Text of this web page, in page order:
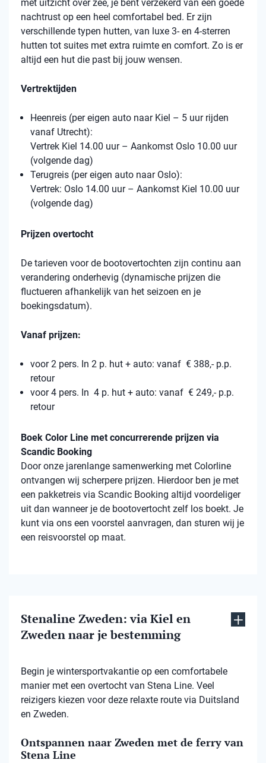
met uitzicht over zee, je bent verzekerd van een goede
nachtrust op een heel comfortabel bed. Er zijn
verschillende typen hutten, van luxe 3- en 4-sterren
hutten tot suites met extra ruimte en comfort. Zo is er
altijd een hut die past bij jouw wensen.
Vertrektijden
Heenreis (per eigen auto naar Kiel – 5 uur rijden
vanaf Utrecht):
Vertrek Kiel 14.00 uur – Aankomst Oslo 10.00 uur
(volgende dag)
Terugreis (per eigen auto naar Oslo):
Vertrek: Oslo 14.00 uur – Aankomst Kiel 10.00 uur
(volgende dag)
Prijzen overtocht
De tarieven voor de bootovertochten zijn continu aan
verandering onderhevig (dynamische prijzen die
fluctueren afhankelijk van het seizoen en je
boekingsdatum).
Vanaf prijzen:
voor 2 pers. In 2 p. hut + auto: vanaf € 388,- p.p.
retour
voor 4 pers. In 4 p. hut + auto: vanaf € 249,- p.p.
retour
Boek Color Line met concurrerende prijzen via
Scandic Booking
Door onze jarenlange samenwerking met Colorline
ontvangen wij scherpere prijzen. Hierdoor ben je met
een pakketreis via Scandic Booking altijd voordeliger
uit dan wanneer je de bootovertocht zelf los boekt. Je
kunt via ons een voorstel aanvragen, dan sturen wij je
een reisvoorstel op maat.
Stenaline Zweden: via Kiel en
Zweden naar je bestemming
Begin je wintersportvakantie op een comfortabele
manier met een overtocht van Stena Line. Veel
reizigers kiezen voor deze relaxte route via Duitsland
en Zweden.
Ontspannen naar Zweden met de ferry van
Stena Line